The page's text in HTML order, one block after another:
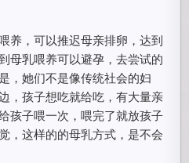
养，可以推迟母亲排卵，达到
母乳喂养可以避孕，去尝试的
，她们不是像传统社会的妇
，孩子想吃就给吃，有大量亲
孩子喂一次，喂完了就放孩子
，这样的的母乳方式，是不会